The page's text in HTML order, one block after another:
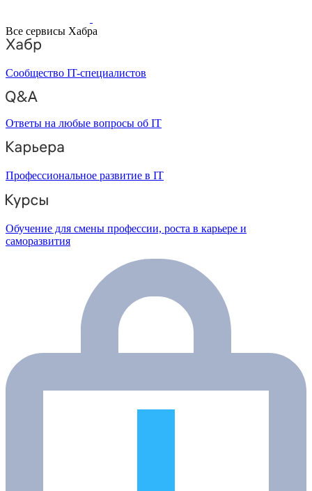
Все сервисы Хабра
Сообщество IT-специалистов
Ответы на любые вопросы об IT
Профессиональное развитие в IT
Обучение для смены профессии, роста в карьере и
саморазвития